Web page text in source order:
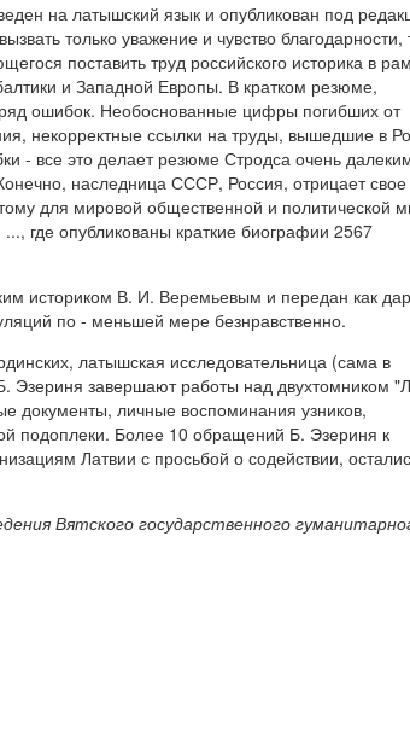
на латышский язык и опубликован под
только уважение и чувство благодарности,
поставить труд российского историка в
и Западной Европы. В кратком резюме,
ошибок. Необоснованные цифры погибших от
некорректные ссылки на труды, вышедшие в
- все это делает резюме Стродса очень
наследница СССР, Россия, отрицает свое
для мировой общественной и политической
..., где опубликованы краткие биографии 2567
историком В. И. Веремьевым и передан как дар
по - меньшей мере безнравственно.
латышская исследовательница (сама в
Эзериня завершают работы над двухтомником
документы, личные воспоминания узников,
подоплеки. Более 10 обращений Б. Эзериня к
Латвии с просьбой о содействии,
Вятского государственного